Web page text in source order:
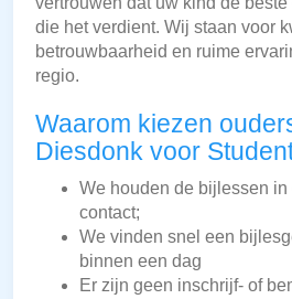
die het verdient. Wij staan voor
betrouwbaarheid en ruime
regio.
Waarom kiezen
Diesdonk voor
We houden de bijlessen
contact;
We vinden snel een
binnen een dag
Er zijn geen inschrijf- of